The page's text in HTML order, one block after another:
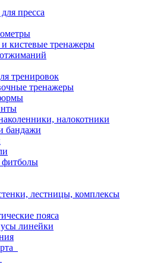
пресса
кистевые тренажеры
тренировок
тренажеры
налокотники
бандажи
лестницы, комплексы
пояса
линейки